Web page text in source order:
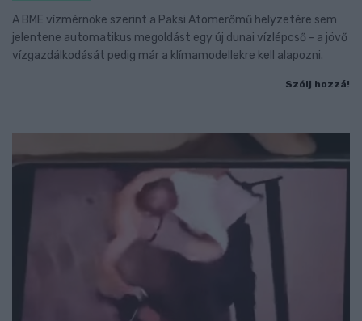
A BME vízmérnöke szerint a Paksi Atomerőmű helyzetére sem
jelentene automatikus megoldást egy új dunai vízlépcső - a jövő
vízgazdálkodását pedig már a klímamodellekre kell alapozni.
Szólj hozzá!